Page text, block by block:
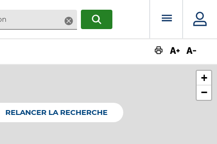
SupprimerRECHERCHERMenu
+
−
RELANCER LA RECHERCHE